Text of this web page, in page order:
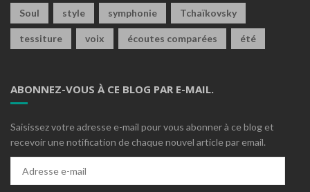
Soul style symphonie Tchaïkovsky
tessiture voix écoutes comparées été
ABONNEZ-VOUS À CE BLOG PAR E-MAIL.
Saisissez votre adresse e-mail pour vous abonner à ce blog et
recevoir une notification de chaque nouvel article par email.